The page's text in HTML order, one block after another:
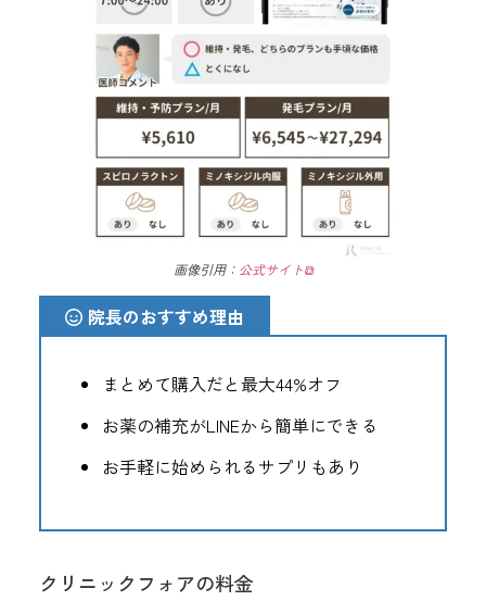
画像引用： 公式サイト⧉
院長のおすすめ理由
まとめて購入だと最大44%オフ
お薬の補充がLINEから簡単にできる
お手軽に始められるサプリもあり
クリニックフォアの料金